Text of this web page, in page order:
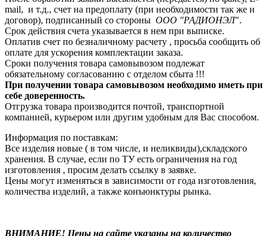
mail, и т.д., счет на предоплату (при необходимости так же и
договор), подписанный со стороны ООО "РАДИОНЭЛ".
Срок действия счета указывается в нем при выписке.
Оплатив счет по безналичному расчету , просьба сообщить об
оплате для ускорения комплектации заказа.
Сроки получения товара самовывозом подлежат
обязательному согласованию с отделом сбыта !!!
При получении товара самовывозом необходимо иметь при
себе доверенность.
Отгрузка товара производится почтой, транспортной
компанией, курьером или другим удобным для Вас способом.
Информация по поставкам:
Все изделия новые ( в том числе, и неликвиды),складского
хранения. В случае, если по ТУ есть ограничения на год
изготовления , просим делать ссылку в заявке.
Цены могут изменяться в зависимости от года изготовления,
количества изделий, а также конъюнктуры рынка.
ВНИМАНИЕ! Цены на сайте указаны на количество